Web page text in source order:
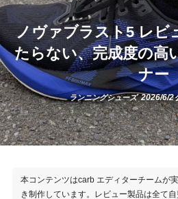
ノヴァブラスト5 レビ
たらない、完成度の高
ナー
ランニングシューズ 2026/6/2
本コンテンツはcarb エディターチームが
き制作しています。レビュー製品は全て